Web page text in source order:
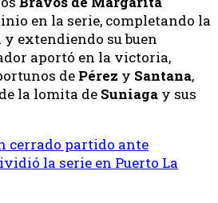
en la serie, completando la
extendiendo su buen
aportó en la victoria,
de Pérez y Santana,
la lomita de Suniaga y sus
cerrado partido ante
la serie en Puerto La